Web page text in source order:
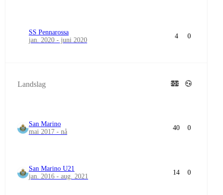
SS Pennarossa
jan. 2020 - juni 2020
4 0
Landslag
San Marino
mai 2017 - nå
40 0
San Marino U21
jan. 2016 - aug. 2021
14 0